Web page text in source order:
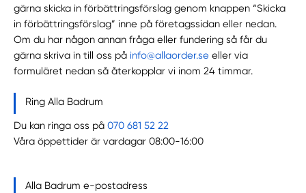
gärna skicka in förbättringsförslag genom knappen “Skicka
in förbättringsförslag” inne på företagssidan eller nedan.
Om du har någon annan fråga eller fundering så får du
gärna skriva in till oss påinfo@allaorder.se eller via
formuläret nedan så återkopplar vi inom 24 timmar.
Ring Alla Badrum
Du kan ringa oss på070 681 52 22
Våra öppettider är vardagar 08:00-16:00
Alla Badrum e-postadress